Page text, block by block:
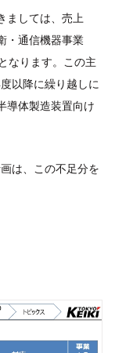
ましては、売上
・通信機器事業
なります。この主
以降に繰り越しに
導体製造装置向け
は、この不足分を